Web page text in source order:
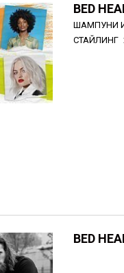
BED
ШАМПУНИ
СТАЙЛИНГ
BED